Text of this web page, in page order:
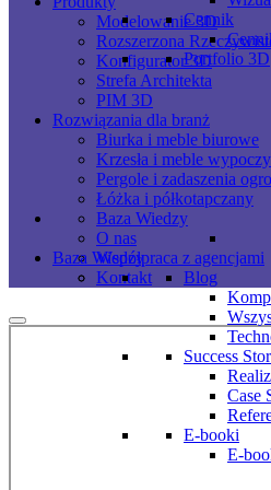
Cennik
Portfolio 3D
Baza Wiedzy
Blog
Success
Case
E-booki
E-
Modelowanie 3D
Rozszerzona
Konfigurator 3D
Strefa Architekta
PIM 3D
Rozwiązania dla branż
Biurka i meble biurowe
Krzesła i meble
Pergole i zadaszenia
Łóżka i półkotapczany
Baza Wiedzy
O nas
Współpraca z agencjami
Kontakt